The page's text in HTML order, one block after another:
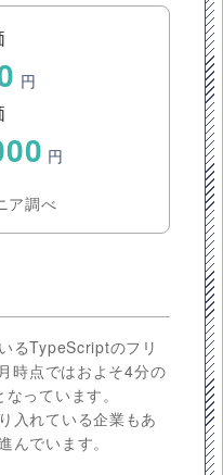
円
円
ア調べ
るTypeScriptのフリ
時点ではおよそ4分の
っています。
入れている企業もあ
んでいます。